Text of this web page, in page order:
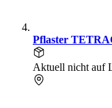
Pflaster
Aktuell nicht auf